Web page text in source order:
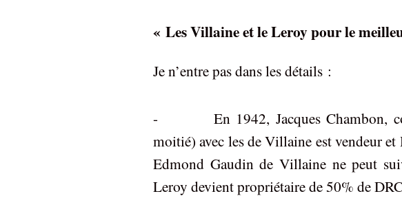
« Les Villaine et le Leroy pour le
Je n’entre pas dans les détails :
- En 1942, Jacques Chambon,
moitié) avec les de Villaine est vendeur
Edmond Gaudin de Villaine ne peut
Leroy devient propriétaire de 50% de